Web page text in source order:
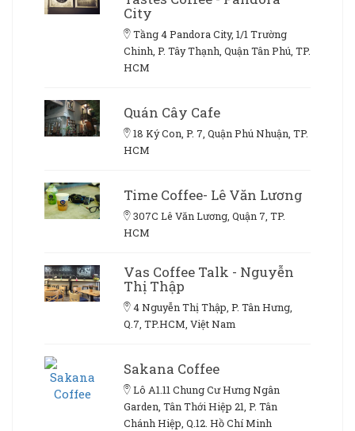
City
Tầng 4 Pandora City, 1/1 Trường
Chinh, P. Tây Thạnh, Quận Tân Phú, TP.
HCM
Quán Cây Cafe
18 Ký Con, P. 7, Quận Phú Nhuận, TP.
HCM
Time Coffee- Lê Văn Lương
307C Lê Văn Lương, Quận 7, TP.
HCM
Vas Coffee Talk - Nguyễn
Thị Thập
4 Nguyễn Thị Thập, P. Tân Hưng,
Q.7, TP.HCM, Việt Nam
Sakana Coffee
Lô A1.11 Chung Cư Hưng Ngân
Garden, Tân Thới Hiệp 21, P. Tân
Chánh Hiệp, Q.12. Hồ Chí Minh